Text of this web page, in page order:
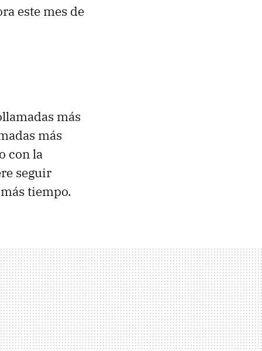
este mes de
más
más
con la
seguir
tiempo.